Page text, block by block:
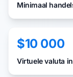
Minimaal
$10 000
Virtuele valuta